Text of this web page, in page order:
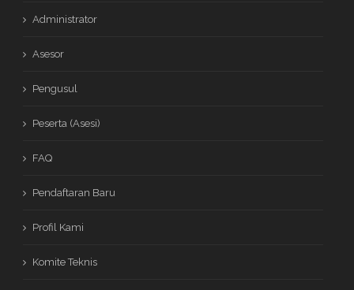
Administrator
Asesor
Pengusul
Peserta (Asesi)
FAQ
Pendaftaran Baru
Profil Kami
Komite Teknis